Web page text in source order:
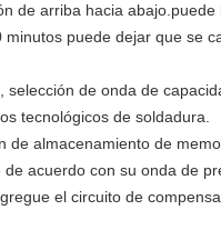
de arriba hacia
puede dejar que se
de onda de
tecnológicos de soldadura.
almacenamiento de
acuerdo con su onda de
el circuito de